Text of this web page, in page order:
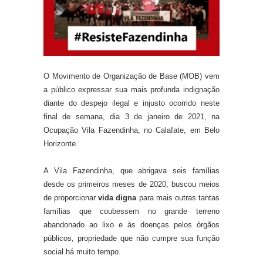
O Movimento de Organização de Base (MOB) vem
a público expressar sua mais profunda indignação
diante do despejo ilegal e injusto ocorrido neste
final de semana, dia 3 de janeiro de 2021, na
Ocupação Vila Fazendinha, no Calafate, em Belo
Horizonte.
A Vila Fazendinha, que abrigava seis famílias
desde os primeiros meses de 2020, buscou meios
de proporcionarvida dignapara mais outras tantas
famílias que coubessem no grande terreno
abandonado ao lixo e às doenças pelos órgãos
públicos, propriedade que não cumpre sua função
social há muito tempo.